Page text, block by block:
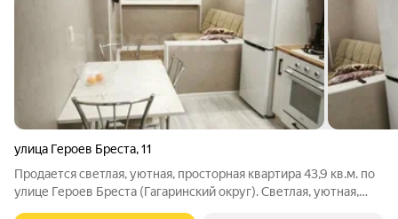
улица Героев Бреста,11
Продается светлая, уютная, просторная квартира 43,9 кв.м. по
улице Героев Бреста (Гагаринский округ). Светлая, уютная,